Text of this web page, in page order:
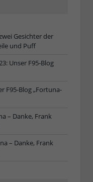
Gesichter der
und Puff
Unser F95-Blog
F95-Blog „Fortuna-
– Danke, Frank
– Danke, Frank